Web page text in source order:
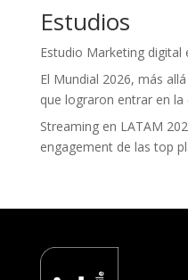
Estudios
Estudio Marketing digital
El Mundial 2026, más
que lograron entrar en la
Streaming en LATAM
engagement de las top